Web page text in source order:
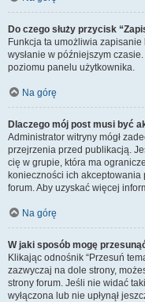
Do czego służy przycisk
Funkcja ta umożliwia
wysłanie w późniejszym
poziomu panelu użytkownika.
Na górę
Dlaczego mój post musi być
Administrator witryny mógł
przejrzenia przed publikacją.
cię w grupie, która ma
konieczności ich
forum. Aby uzyskać więcej
Na górę
W jaki sposób mogę
Klikając odnośnik “Przesuń
zazwyczaj na dole strony,
strony forum. Jeśli nie widać
wyłączona lub nie upłynął